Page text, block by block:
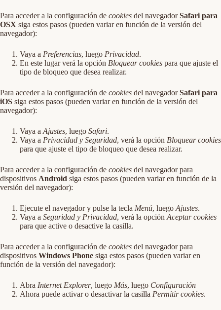
Para acceder a la configuración de cookies del navegadorSafari para
OSX siga estos pasos (pueden variar en función de la versión del
navegador):
Vaya a Preferencias, luego Privacidad.
En este lugar verá la opción Bloquear cookies para que ajuste el
tipo de bloqueo que desea realizar.
Para acceder a la configuración de cookies del navegadorSafari para
iOS siga estos pasos (pueden variar en función de la versión del
navegador):
Vaya a Ajustes, luego Safari.
Vaya a Privacidad y Seguridad, verá la opción Bloquear cookies
para que ajuste el tipo de bloqueo que desea realizar.
Para acceder a la configuración de cookies del navegador para
dispositivos Android siga estos pasos (pueden variar en función de la
versión del navegador):
Ejecute el navegador y pulse la tecla Menú, luego Ajustes.
Vaya a Seguridad y Privacidad, verá la opción Aceptar cookies
para que active o desactive la casilla.
Para acceder a la configuración de cookies del navegador para
dispositivos Windows Phone siga estos pasos (pueden variar en
función de la versión del navegador):
Abra Internet Explorer, luego Más, luego Configuración
Ahora puede activar o desactivar la casilla Permitir cookies.